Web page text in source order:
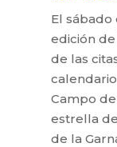
El
edición de
de las
Campo
estrella
de la